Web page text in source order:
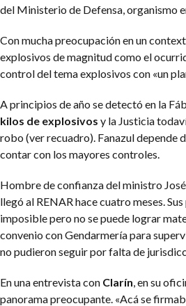
del Ministerio de Defensa, organismo
Con mucha preocupación en un
explosivos de magnitud como el
control del tema explosivos con «un
A principios de año se detectó en la
kilos de explosivos y la Justicia
robo (ver recuadro). Fanazul depende
contar con los mayores controles.
Hombre de confianza del ministro
llegó al RENAR hace cuatro meses.
imposible pero no se puede lograr
convenio con Gendarmería para
no pudieron seguir por falta de
En una entrevista con Clarín, en su
panorama preocupante. «Acá se